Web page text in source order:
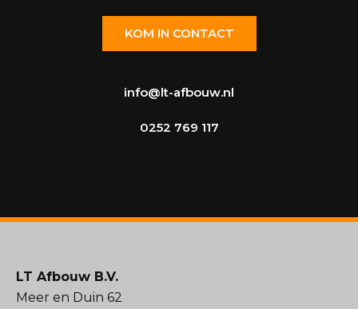
KOM IN CONTACT
info@lt-afbouw.nl
0252 769 117
LT Afbouw B.V.
Meer en Duin 62